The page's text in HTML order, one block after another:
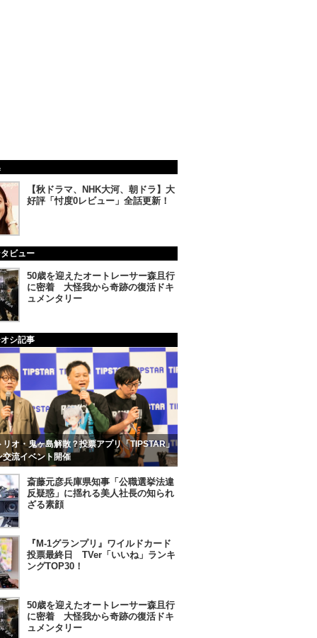
【秋ドラマ、NHK大河、朝ドラ】大
好評「忖度0レビュー」全話更新！
ビュー
50歳を迎えたオートレーサー森且行
に密着 大怪我から奇跡の復活ドキ
ュメンタリー
シ記事
リオ・鬼ヶ島解散？投票アプリ「TIPSTAR」
交流イベント開催
斎藤元彦兵庫県知事「公職選挙法違
反疑惑」に揺れる美人社長の知られ
ざる素顔
『M-1グランプリ』ワイルドカード
投票最終日 TVer「いいね」ランキ
ングTOP30！
50歳を迎えたオートレーサー森且行
に密着 大怪我から奇跡の復活ドキ
ュメンタリー